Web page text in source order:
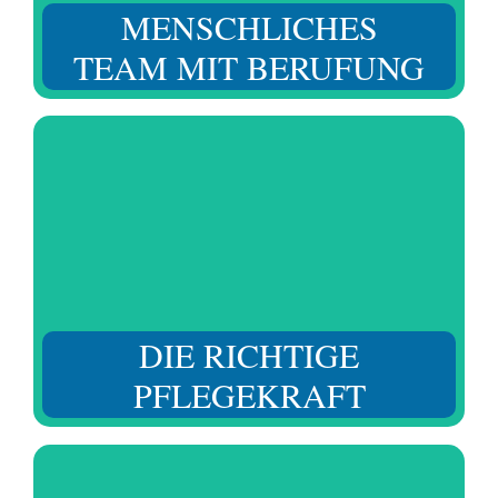
MENSCHLICHES
TEAM MIT BERUFUNG
DIE RICHTIGE
PFLEGEKRAFT